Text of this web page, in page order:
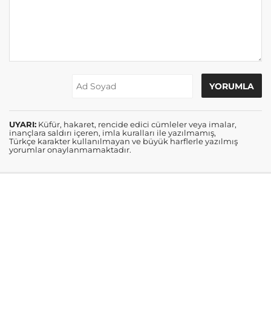
UYARI: Küfür, hakaret, rencide edici cümleler veya imalar,
inançlara saldırı içeren, imla kuralları ile yazılmamış,
Türkçe karakter kullanılmayan ve büyük harflerle yazılmış
yorumlar onaylanmamaktadır.